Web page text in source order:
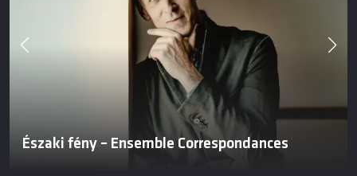
Északi fény – Ensemble Correspondances